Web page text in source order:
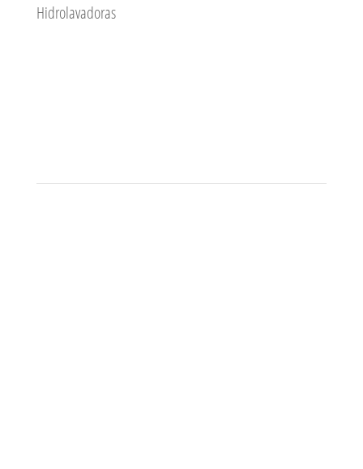
Hidrolavadoras